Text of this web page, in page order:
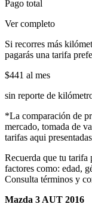
Pago total
Ver completo
Si recorres más
pagarás una tarifa
$441 al mes
sin reporte de
*La comparación de
mercado, tomada de
tarifas aqui
Recuerda que tu tarifa
factores como: edad,
Consulta términos y
Mazda 3 AUT 2016